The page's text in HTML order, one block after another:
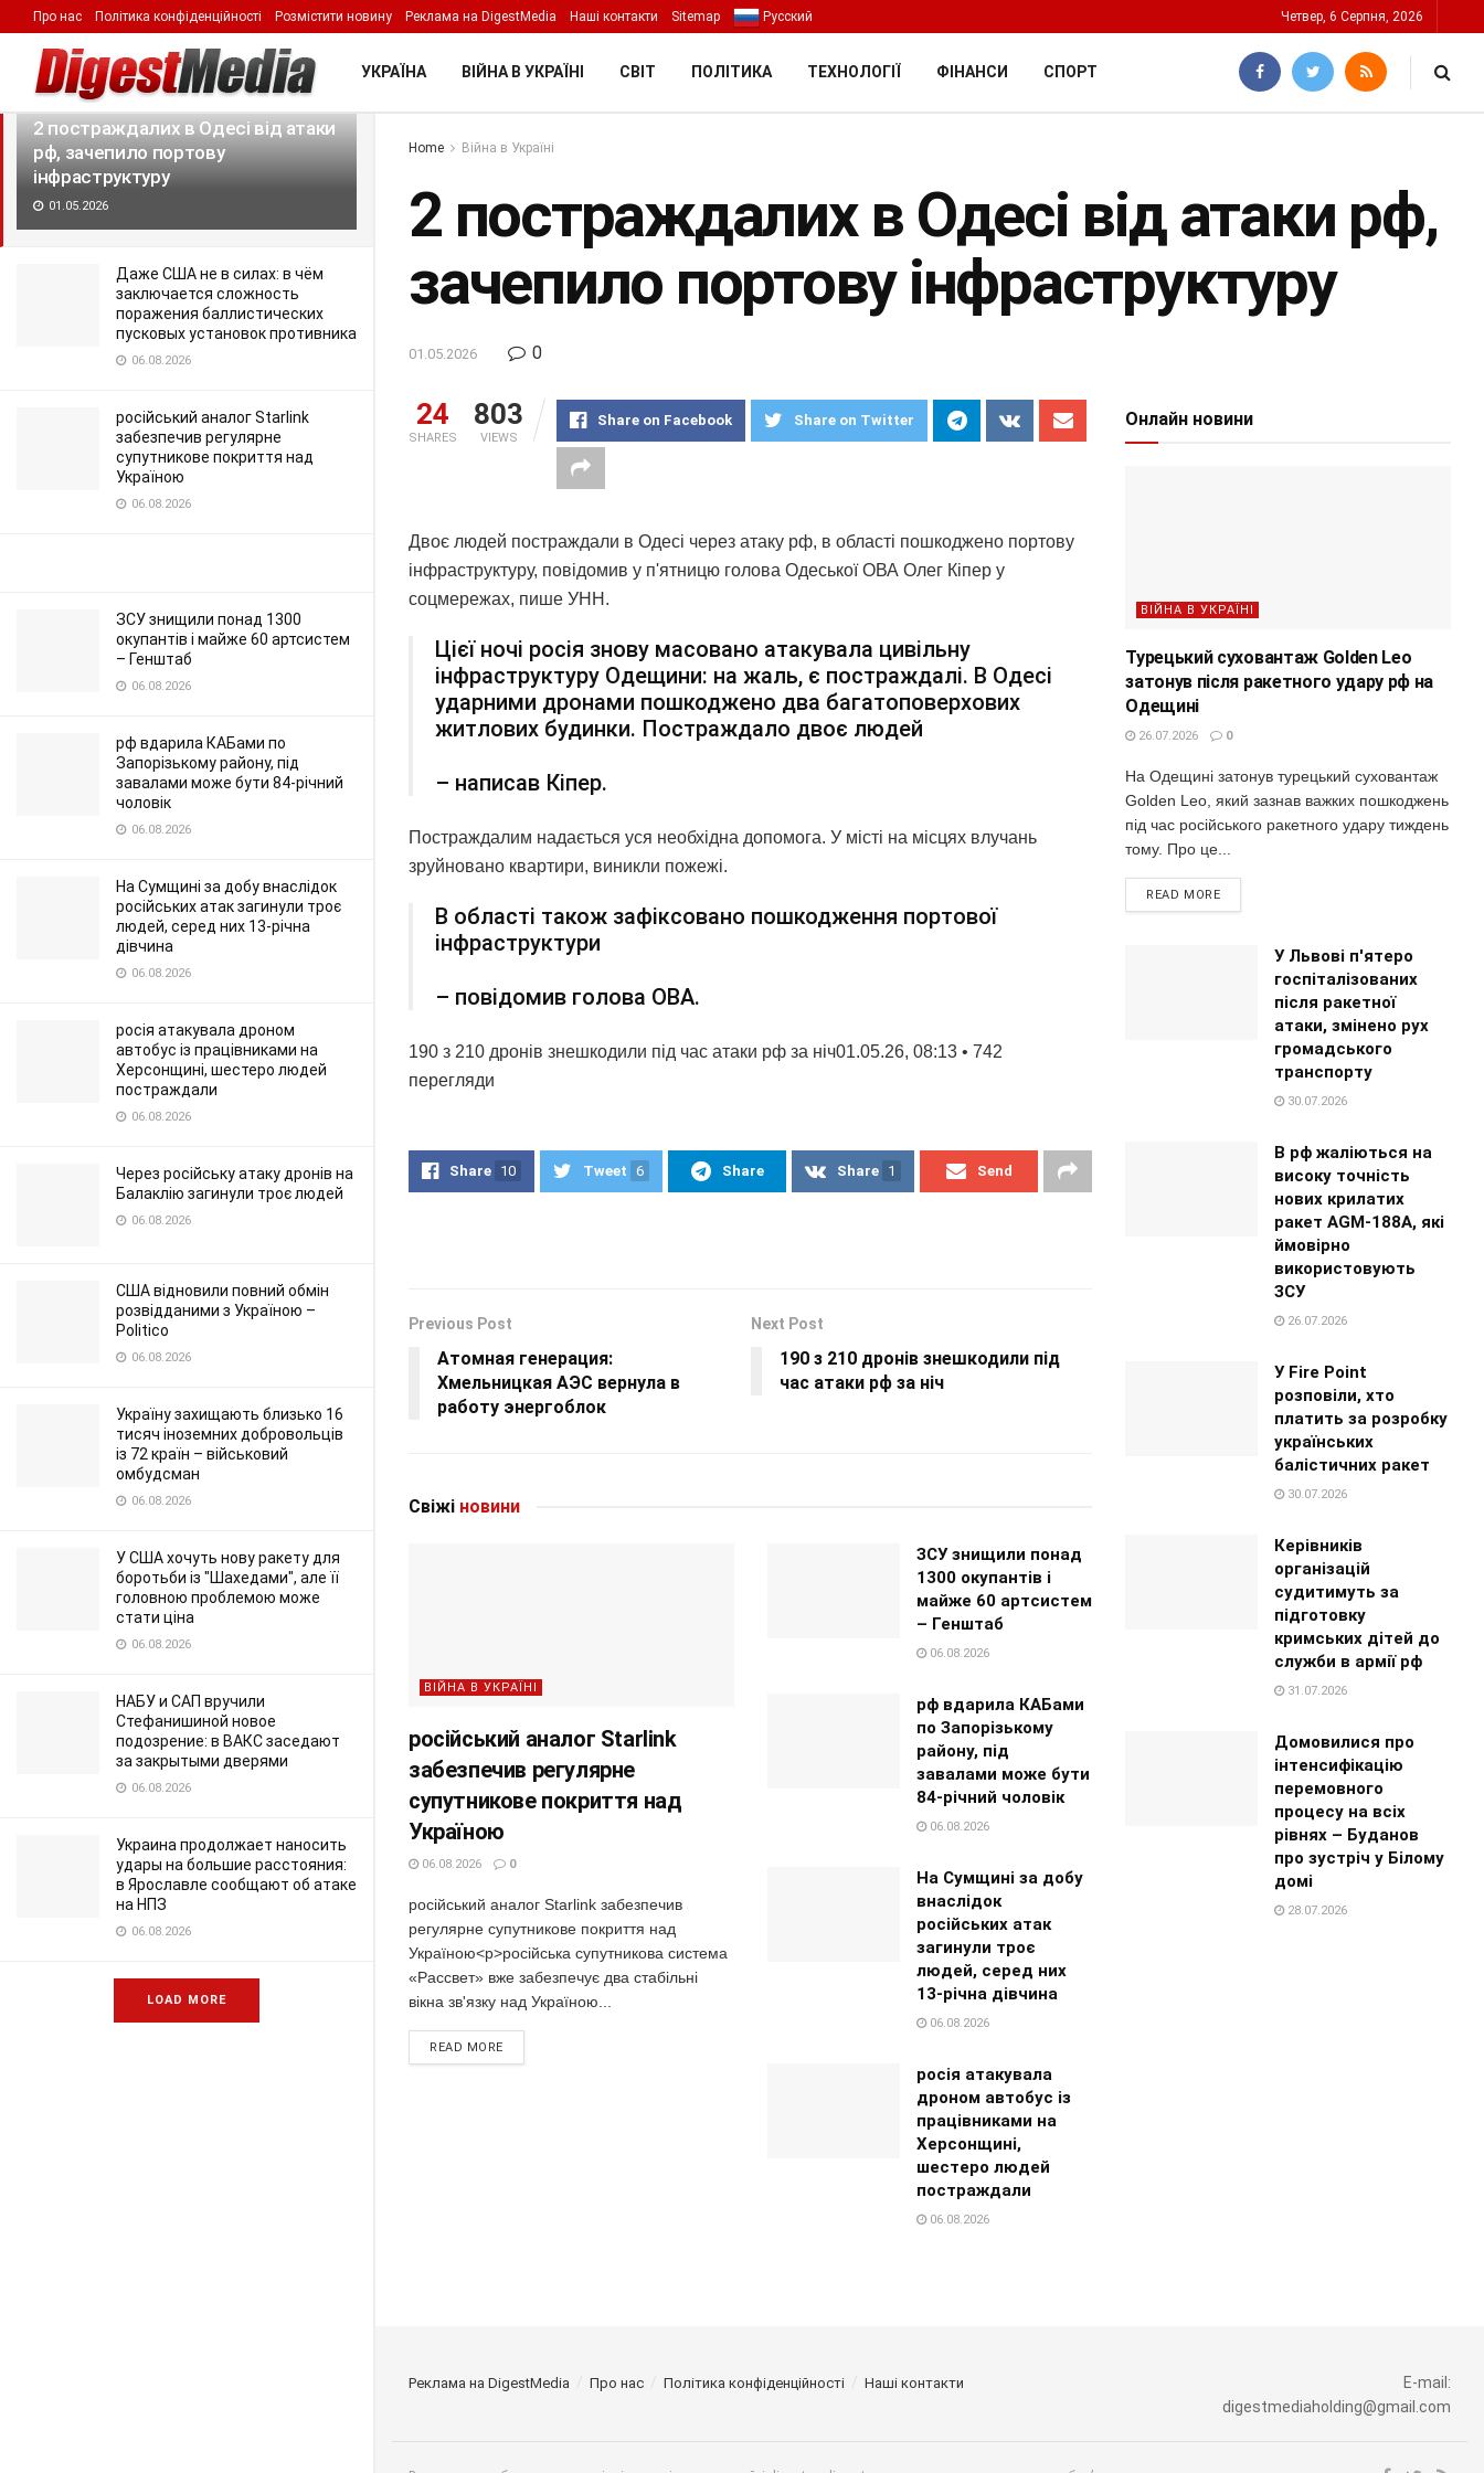
LATEST TRENDING Filter
2 постраждалих в Одесі від атаки
рф, зачепило портову
інфраструктуру
01.05.2026
Даже США не в силах: в чём
заключается сложность
поражения баллистических
пусковых установок противника
06.08.2026
російський аналог Starlink
забезпечив регулярне
супутникове покриття над
Україною
06.08.2026
ЗСУ знищили понад 1300
окупантів і майже 60 артсистем
– Генштаб
06.08.2026
рф вдарила КАБами по
Запорізькому району, під
завалами може бути 84-річний
чоловік
06.08.2026
На Сумщині за добу внаслідок
російських атак загинули троє
людей, серед них 13-річна
дівчина
06.08.2026
росія атакувала дроном
автобус із працівниками на
Херсонщині, шестеро людей
постраждали
06.08.2026
Через російську атаку дронів на
Балаклію загинули троє людей
06.08.2026
США відновили повний обмін
розвідданими з Україною –
Politico
06.08.2026
Україну захищають близько 16
тисяч іноземних добровольців
із 72 країн – військовий
омбудсман
06.08.2026
У США хочуть нову ракету для
боротьби із "Шахедами", але її
головною проблемою може
стати ціна
06.08.2026
НАБУ и САП вручили
Стефанишиной новое
подозрение: в ВАКС заседают
за закрытыми дверями
06.08.2026
Украина продолжает наносить
удары на большие расстояния:
в Ярославле сообщают об атаке
на НПЗ
06.08.2026
LOAD MORE
Про нас Політика конфіденційності Розмістити новину Реклама на DigestMedia Наші контакти Sitemap Русский Четвер, 6 Серпня, 2026
УКРАЇНА ВІЙНА В УКРАЇНІ СВІТ ПОЛІТИКА ТЕХНОЛОГІЇ ФІНАНСИ СПОРТ
Home Війна в Україні
2 постраждалих в Одесі від атаки рф,
зачепило портову інфраструктуру
01.05.2026 0
24
SHARES
803
VIEWS
Share on Facebook Share on Twitter
Двоє людей постраждали в Одесі через атаку рф, в області пошкоджено портову
інфраструктуру, повідомив у п'ятницю голова Одеської ОВА Олег Кіпер у
соцмережах, пише УНН.
Цієї ночі росія знову масовано атакувала цивільну
інфраструктуру Одещини: на жаль, є постраждалі. В Одесі
ударними дронами пошкоджено два багатоповерхових
житлових будинки. Постраждало двоє людей
– написав Кіпер.
Постраждалим надається уся необхідна допомога. У місті на місцях влучань
зруйновано квартири, виникли пожежі.
В області також зафіксовано пошкодження портової
інфраструктури
– повідомив голова ОВА.
190 з 210 дронів знешкодили під час атаки рф за ніч01.05.26, 08:13 • 742
перегляди
Share 10 Tweet 6 Share Share 1 Send
Previous Post
Атомная генерация:
Хмельницкая АЭС вернула в
работу энергоблок
Next Post
190 з 210 дронів знешкодили під
час атаки рф за ніч
Свіжі новини
ВІЙНА В УКРАЇНІ
російський аналог Starlink
забезпечив регулярне
супутникове покриття над
Україною
06.08.2026 0
російський аналог Starlink забезпечив
регулярне супутникове покриття над
Україною<p>російська супутникова система
«Рассвет» вже забезпечує два стабільні
вікна зв'язку над Україною...
READ MORE
ЗСУ знищили понад
1300 окупантів і
майже 60 артсистем
– Генштаб
06.08.2026
рф вдарила КАБами
по Запорізькому
району, під
завалами може бути
84-річний чоловік
06.08.2026
На Сумщині за добу
внаслідок
російських атак
загинули троє
людей, серед них
13-річна дівчина
06.08.2026
росія атакувала
дроном автобус із
працівниками на
Херсонщині,
шестеро людей
постраждали
06.08.2026
Онлайн новини
ВІЙНА В УКРАЇНІ
Турецький суховантаж Golden Leo
затонув після ракетного удару рф на
Одещині
26.07.2026 0
На Одещині затонув турецький суховантаж
Golden Leo, який зазнав важких пошкоджень
під час російського ракетного удару тиждень
тому. Про це...
READ MORE
У Львові п'ятеро
госпіталізованих
після ракетної
атаки, змінено рух
громадського
транспорту
30.07.2026
В рф жаліються на
високу точність
нових крилатих
ракет AGM-188A, які
ймовірно
використовують
ЗСУ
26.07.2026
У Fire Point
розповіли, хто
платить за розробку
українських
балістичних ракет
30.07.2026
Керівників
організацій
судитимуть за
підготовку
кримських дітей до
служби в армії рф
31.07.2026
Домовилися про
інтенсифікацію
перемовного
процесу на всіх
рівнях – Буданов
про зустріч у Білому
домі
28.07.2026
Реклама на DigestMedia Про нас Політика конфіденційності Наші контакти
E-mail:
digestmediaholding@gmail.com